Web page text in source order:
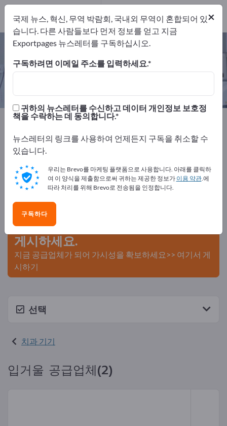
입거울 – 제조업체 및 공급업체 찾기
개의 수출 업체2
제조업체2
Exportpages 의학 및 실험실
Exportpages에서 무료로 광고하세
요!
수요 – 공급 – 중고품 – 비즈니스 연락처 >> 여기서 시작
하세요
Exportpages에 귀사의 회사와 제품을
게시하세요.
지금 공급업체가 되어 가시성을 확보하세요>> 여기서 게
시하기
선택
치과 기기
입거울 공급업체(2)
×
국제 뉴스, 혁신, 무역 박람회, 국내외 무역이 혼합되어 있
습니다. 다른 사람들보다 먼저 정보를 얻고 지금
Exportpages 뉴스레터를 구독하십시오.
구독하려면 이메일 주소를 입력하세요.
귀하의 뉴스레터를 수신하고 데이터 개인정보 보호정
책을 수락하는 데 동의합니다.
뉴스레터의 링크를 사용하여 언제든지 구독을 취소할 수
있습니다.
우리는 Brevo를 마케팅 플랫폼으로 사용합니다. 아래를 클릭하
여 이 양식을 제출함으로써 귀하는 제공한 정보가 이용 약관.에
따라 처리를 위해 Brevo로 전송됨을 인정합니다.
구독하다